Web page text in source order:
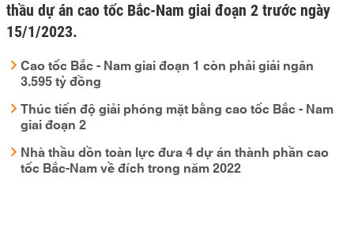
thầu dự án cao tốc Bắc-Nam giai đoạn 2 trước ngày
15/1/2023.
Cao tốc Bắc - Nam giai đoạn 1 còn phải giải ngân
3.595 tỷ đồng
Thúc tiến độ giải phóng mặt bằng cao tốc Bắc - Nam
giai đoạn 2
Nhà thầu dồn toàn lực đưa 4 dự án thành phần cao
tốc Bắc-Nam về đích trong năm 2022